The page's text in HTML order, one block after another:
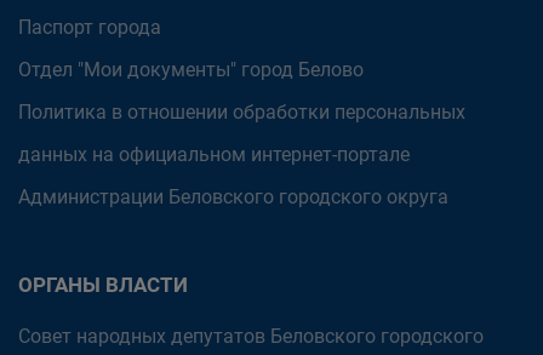
Паспорт города
Отдел "Мои документы" город Белово
Политика в отношении обработки персональных
данных на официальном интернет-портале
Администрации Беловского городского округа
ОРГАНЫ ВЛАСТИ
Совет народных депутатов Беловского городского